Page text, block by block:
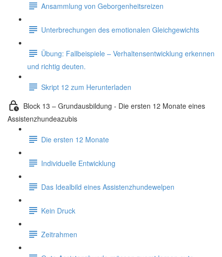
Ansammlung von Geborgenheitsreizen
Unterbrechungen des emotionalen Gleichgewichts
Übung: Fallbeispiele – Verhaltensentwicklung erkennen
und richtig deuten.
Skript 12 zum Herunterladen
Block 13 – Grundausbildung - Die ersten 12 Monate eines
Assistenzhundeazubis
Die ersten 12 Monate
Individuelle Entwicklung
Das Idealbild eines Assistenzhundewelpen
Kein Druck
Zeitrahmen